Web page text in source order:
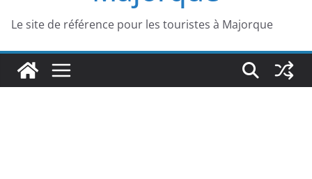
Le site de référence pour les touristes à Majorque